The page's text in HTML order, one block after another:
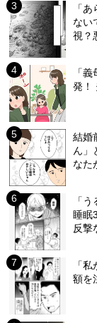
「
ない
視？
「
発！
結婚
ん」
なた
「
睡眠
反撃
「
額を